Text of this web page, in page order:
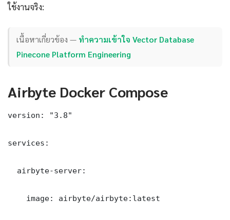
ใช้งานจริง:
เนื้อหาเกี่ยวข้อง — ทำความเข้าใจ Vector Database
Pinecone Platform Engineering
Airbyte Docker Compose
version: "3.8"
services:
  airbyte-server:
    image: airbyte/airbyte:latest